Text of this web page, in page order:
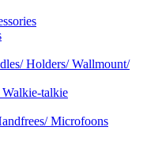
Holders/ Wallmount/
talkie
Microfoons